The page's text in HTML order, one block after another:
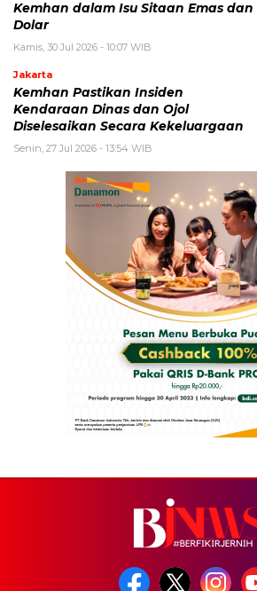
Kemhan dalam Isu Sitaan Emas dan
Dolar
Kamis, 30 Jul 2026 - 10:07 WIB
Jakarta
Kemhan Pastikan Insiden
Kendaraan Dinas dan Ojol
Diselesaikan Secara Kekeluargaan
Senin, 27 Jul 2026 - 13:54 WIB